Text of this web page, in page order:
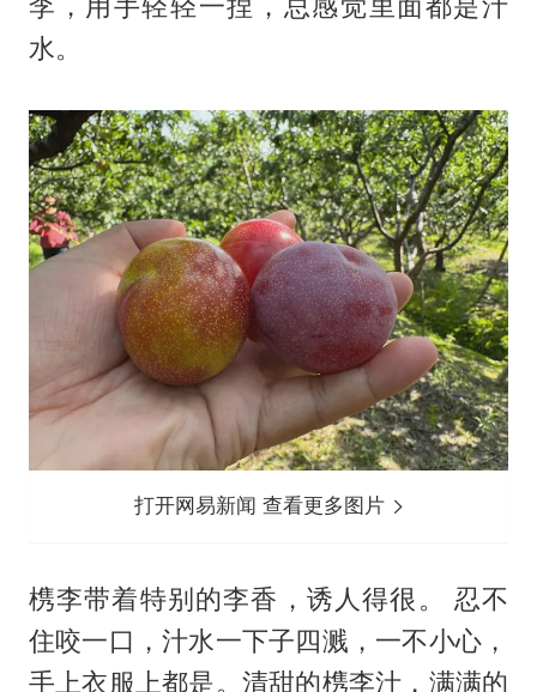
水。
打开网易新闻 查看更多图片
槜李带着特别的李香，诱人得很。 忍不
住咬一口，汁水一下子四溅，一不小心，
手上衣服上都是。清甜的槜李汁，满满的